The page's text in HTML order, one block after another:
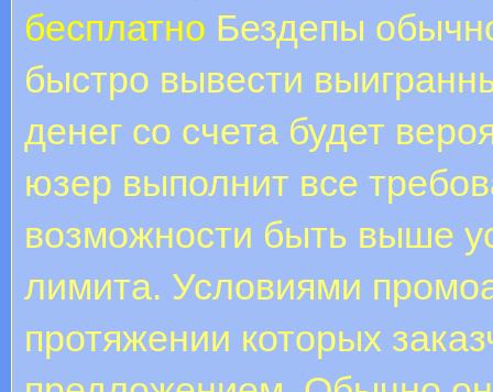
бесплатно Бездепы
быстро вывести
денег со счета будет
юзер выполнит все
возможности быть выше
лимита. Условиями
протяжении которых